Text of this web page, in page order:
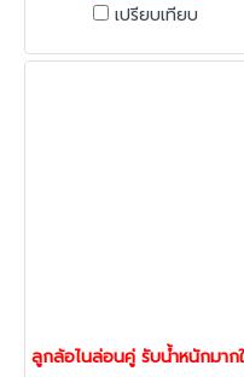
เปรียบเทียบ
ลูกล้อไนล่อนคู่ รับน้ำหนักมา